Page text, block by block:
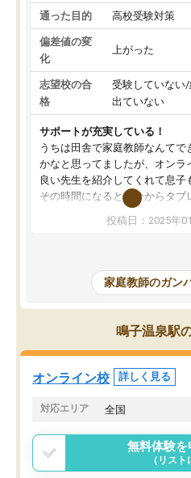
通った目的 高校受験対策
偏差値の変
化
上がった
志望校の合
格
受験していない
出ていない
サポートが充実している！
うちは田舎で家庭教師なんてで
かなと思ってましたが、オンラ
良い先生を紹介してくれて息子
その時間になると自分からタブ
を開いてzoomを繋げるようにな
た！5科目なんでもOKなのもと
めて1年ほどだった今では平均
科目が増えてきました！あと1
であるので無料の週末教室を使
がら頑張って欲しいと思います
投稿日：2025年
家庭教師のガン
鳴子温泉駅
オンライン校 詳しく見る
対応エリア 全国
無料体験
（リスト